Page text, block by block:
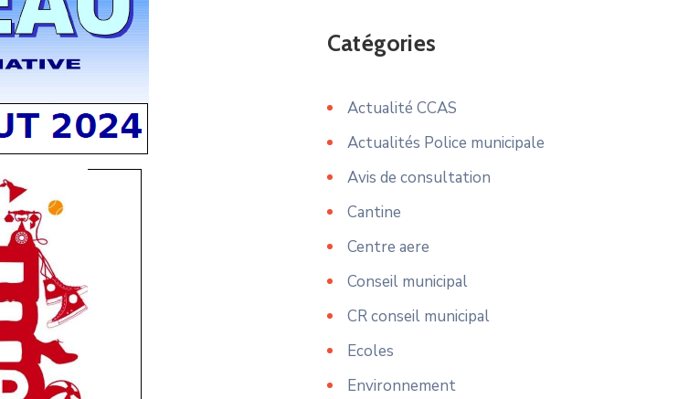
Catégories
Actualité CCAS
Actualités Police municipale
Avis de consultation
Cantine
Centre aere
Conseil municipal
CR conseil municipal
Ecoles
Environnement